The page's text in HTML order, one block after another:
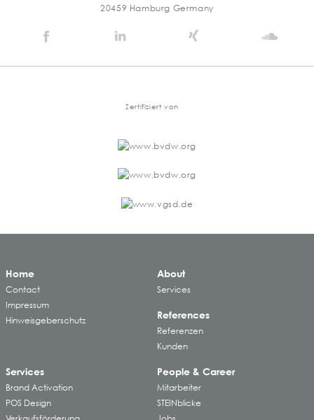
20459 Hamburg Germany
@
@
@
Stein
@
Zertifiziert von
Home
Contact
Impressum
Hinweisgeberschutz
About
Services
References
Referenzen
Kunden
Services
Brand Activation
POS Design
People & Career
Mitarbeiter
STEINblicke